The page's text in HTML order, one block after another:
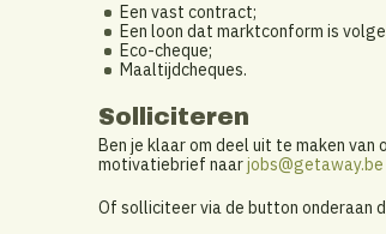
Een vast contract;
Een loon dat marktconform is
Eco-cheque;
Maaltijdcheques.
Solliciteren
Ben je klaar om deel uit te maken van
motivatiebrief naarjobs@getaway.be
Of solliciteer via de button onderaan